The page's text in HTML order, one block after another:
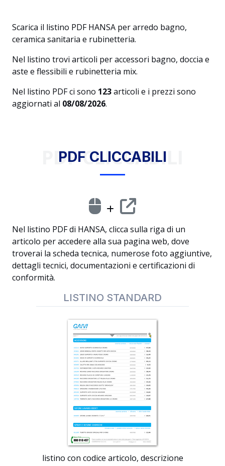
Scarica il listino PDF HANSA per arredo bagno,
ceramica sanitaria e rubinetteria.
Nel listino trovi articoli per accessori bagno, doccia e
aste e flessibili e rubinetteria mix.
Nel listino PDF ci sono 123articoli e i prezzi sono
aggiornati al 08/08/2026.
PDF CLICCABILI
PDF CLICCABILI
Nel listino PDF di HANSA, clicca sulla riga di un
articolo per accedere alla sua pagina web, dove
troverai la scheda tecnica, numerose foto aggiuntive,
dettagli tecnici, documentazioni e certificazioni di
conformità.
LISTINO STANDARD
listino con codice articolo, descrizione